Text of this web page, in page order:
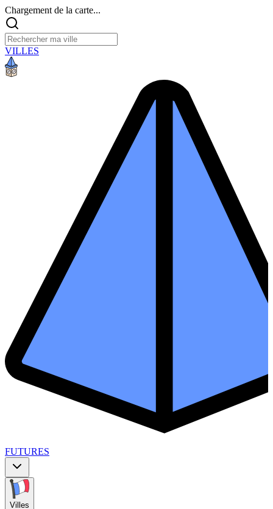
Chargement de la carte...
VILLES
FUTURES
Villes